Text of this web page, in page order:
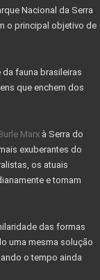
PARNACIPÓ
DO CIPÓ
750000
Nacional da Serra
o principal objetivo de
fauna brasileiras
que enchem dos
Marx à Serra do
exuberantes do
os atuais
e tomam
das formas
uma mesma solução
o tempo ainda